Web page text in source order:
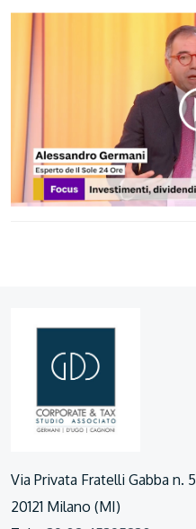
Via Privata Fratelli Gabba n. 5
20121 Milano (MI)